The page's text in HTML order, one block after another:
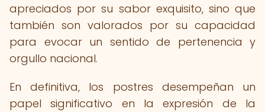
apreciados por su sabor exquisito, sino que
también son valorados por su capacidad
para evocar un sentido de pertenencia y
orgullo nacional.
En definitiva, los postres desempeñan un
papel significativo en la expresión de la